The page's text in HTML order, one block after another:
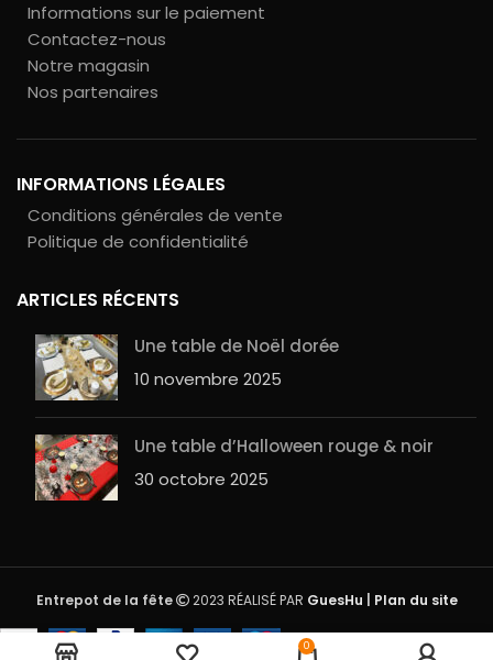
Informations sur le paiement
Contactez-nous
Notre magasin
Nos partenaires
INFORMATIONS LÉGALES
Conditions générales de vente
Politique de confidentialité
ARTICLES RÉCENTS
Une table de Noël dorée
10 novembre 2025
Une table d’Halloween rouge & noir
30 octobre 2025
Entrepot de la fête 2023 RÉALISÉ PAR GuesHu Plan du site
Grandes assiettes rondes
Rupture
0